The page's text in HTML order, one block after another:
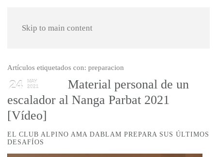
Skip to main content
Artículos etiquetados con: preparacion
24
MAY
2021
Material personal de un
escalador al Nanga Parbat 2021
[Vídeo]
EL CLUB ALPINO AMA DABLAM PREPARA SUS ÚLTIMOS
DESAFÍOS